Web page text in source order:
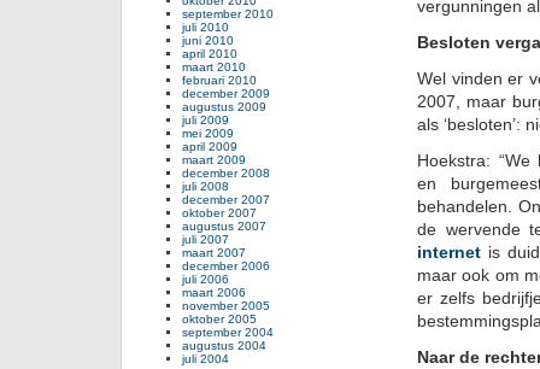
vergunningen
Besloten
Wel vinden er
2007, maar
als ‘besloten’:
Hoekstra:
en
behandelen.
de wervende
internet is
maar ook om
er zelfs
Naar de
september 2010
juli 2010
juni 2010
april 2010
maart 2010
februari 2010
december 2009
augustus 2009
juli 2009
mei 2009
april 2009
maart 2009
december 2008
juli 2008
december 2007
oktober 2007
augustus 2007
juli 2007
maart 2007
december 2006
juli 2006
maart 2006
november 2005
oktober 2005
september 2004
augustus 2004
juli 2004